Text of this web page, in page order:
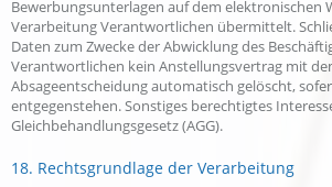
Bewerbungsunterlagen auf dem elektronischen
Verarbeitung Verantwortlichen übermittelt.
Daten zum Zwecke der Abwicklung des
Verantwortlichen kein Anstellungsvertrag mit
Absageentscheidung automatisch gelöscht,
entgegenstehen. Sonstiges berechtigtes
Gleichbehandlungsgesetz (AGG).
18. Rechtsgrundlage der Verarbeitung